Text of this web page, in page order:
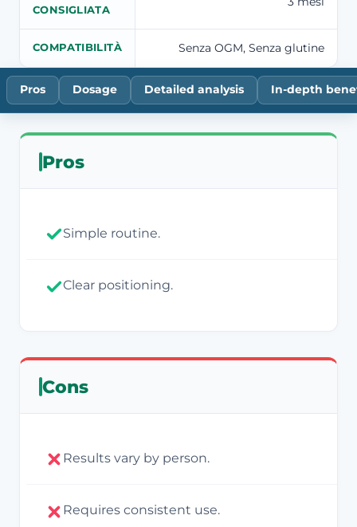
CONSIGLIATA
COMPATIBILITÀ Senza OGM, Senza glutine
Pros Dosage Detailed analysis In-depth
Pros
Simple routine.
Clear positioning.
Cons
Results vary by person.
Requires consistent use.